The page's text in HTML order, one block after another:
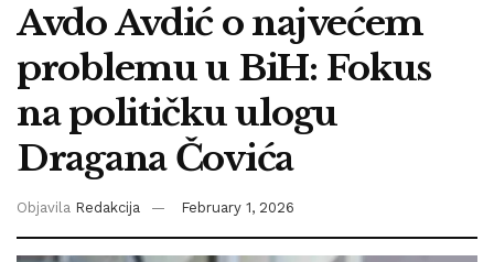
Avdo Avdić o najvećem
problemu u BiH: Fokus
na političku ulogu
Dragana Čovića
Objavila Redakcija February 1, 2026